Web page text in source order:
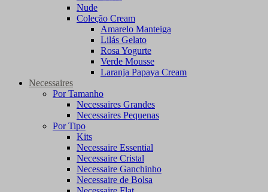
Nude
Coleção Cream
Amarelo Manteiga
Lilás Gelato
Rosa Yogurte
Verde Mousse
Laranja Papaya Cream
Necessaires
Por Tamanho
Necessaires Grandes
Necessaires Pequenas
Por Tipo
Kits
Necessaire Essential
Necessaire Cristal
Necessaire Ganchinho
Necessaire de Bolsa